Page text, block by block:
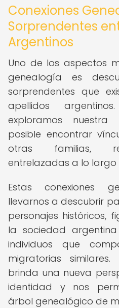
Conexiones
Sorprendentes
Argentinos
Uno de los aspectos
genealogía es
sorprendentes que
apellidos
exploramos nuestra
posible encontrar
otras familias,
entrelazadas a lo largo
Estas conexiones
llevarnos a descubrir
personajes históricos,
la sociedad
individuos que
migratorias
brinda una nueva
identidad y nos
árbol genealógico de